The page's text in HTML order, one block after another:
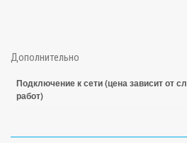
Дополнительно
Подключение к сети (цена зависит от
работ)